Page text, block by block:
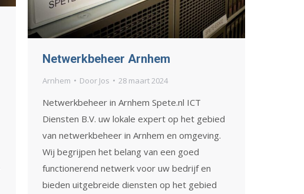
Netwerkbeheer Arnhem
Arnhem Door Jos 28 maart 2024
Netwerkbeheer in Arnhem Spete.nl ICT
Diensten B.V. uw lokale expert op het gebied
van netwerkbeheer in Arnhem en omgeving.
Wij begrijpen het belang van een goed
functionerend netwerk voor uw bedrijf en
bieden uitgebreide diensten op het gebied